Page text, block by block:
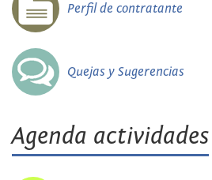
Perfil de contratante
Quejas y Sugerencias
Agenda actividades